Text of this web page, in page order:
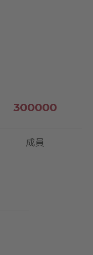
300000
成員